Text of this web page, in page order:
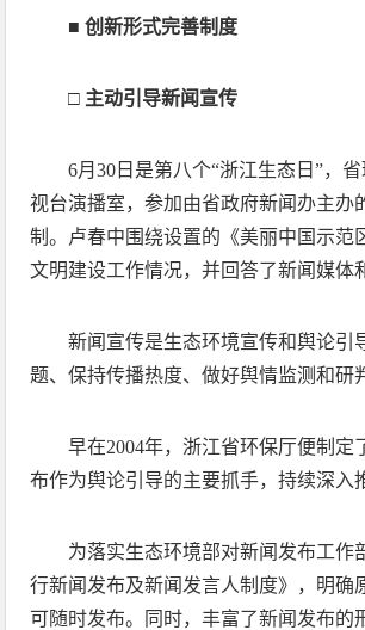
■ 创新形式完善制度
□ 主动引导新闻宣传
6月30日是第八个“浙江生态日”，
视台演播室，参加由省政府新闻办主
制。卢春中围绕设置的《美丽中国示
文明建设工作情况，并回答了新闻媒
新闻宣传是生态环境宣传和舆论引
题、保持传播热度、做好舆情监测和
早在2004年，浙江省环保厅便制
布作为舆论引导的主要抓手，持续深入
为落实生态环境部对新闻发布工
行新闻发布及新闻发言人制度》，明
可随时发布。同时，丰富了新闻发布